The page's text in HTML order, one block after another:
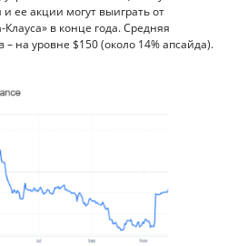
ее акции могут выиграть от
в конце года. Средняя
на уровне $150 (около 14% апсайда).